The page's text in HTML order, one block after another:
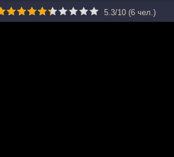
5.3/10 (6 чел.)